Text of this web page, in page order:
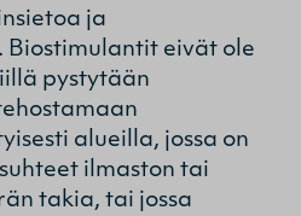
ja
eivät ole
pystytään
alueilla, jossa on
ilmaston tai
takia, tai jossa